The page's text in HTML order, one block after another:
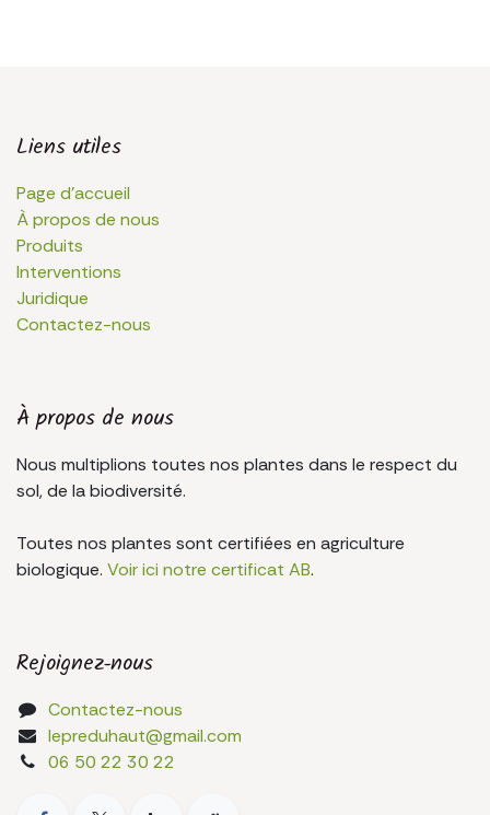
Liens utiles
Page d'accueil
À propos de nous
Produits
Interventions
Juridique
Contactez-nous
À propos de nous
Nous multiplions toutes nos plantes dans le respect du
sol, de la biodiversité.
Toutes nos plantes sont certifiées en agriculture
biologique. Voir ici notre certificat AB.
Rejoignez-nous
Contactez-nous
lepreduhaut@gmail.com
06 50 22 30 22